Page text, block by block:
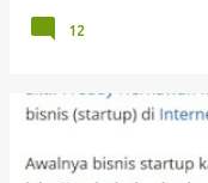
12